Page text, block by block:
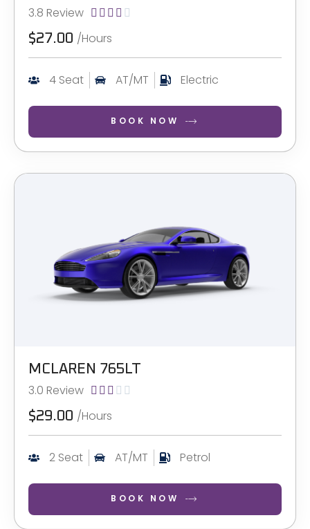
3.8 Review     
$27.00 /Hours
4 Seat AT/MT Electric
BOOK NOW
MCLAREN 765LT
3.0 Review     
$29.00 /Hours
2 Seat AT/MT Petrol
BOOK NOW